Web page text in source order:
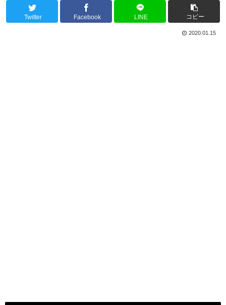
Twitter Facebook LINE コピー
2020.01.15